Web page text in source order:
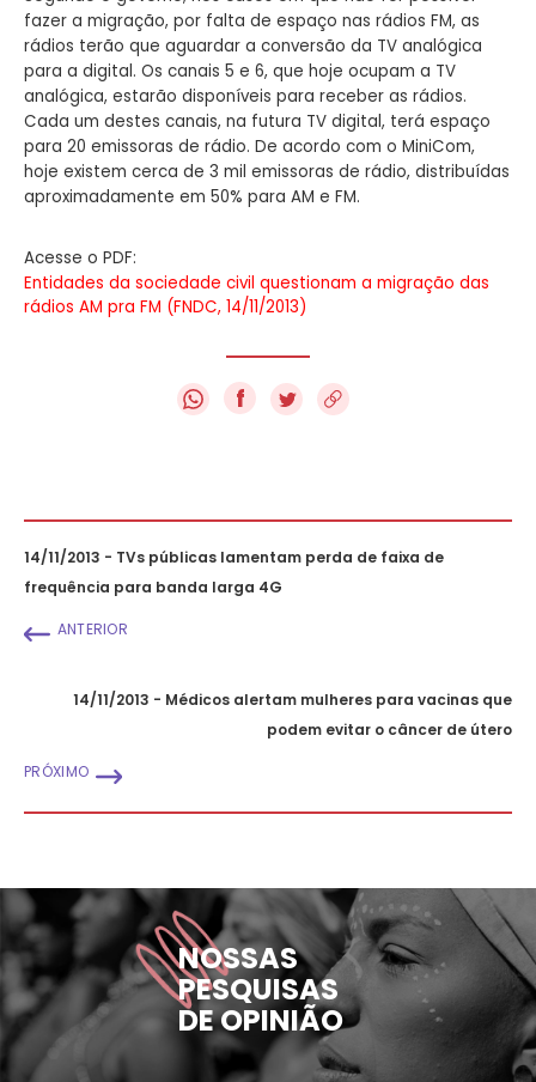
fazer a migração, por falta de espaço nas rádios FM, as
rádios terão que aguardar a conversão da TV analógica
para a digital. Os canais 5 e 6, que hoje ocupam a TV
analógica, estarão disponíveis para receber as rádios.
Cada um destes canais, na futura TV digital, terá espaço
para 20 emissoras de rádio. De acordo com o MiniCom,
hoje existem cerca de 3 mil emissoras de rádio, distribuídas
aproximadamente em 50% para AM e FM.
Acesse o PDF:
Entidades da sociedade civil questionam a migração das
rádios AM pra FM (FNDC, 14/11/2013)
f
14/11/2013 - TVs públicas lamentam perda de faixa de
frequência para banda larga 4G
ANTERIOR
14/11/2013 - Médicos alertam mulheres para vacinas que
podem evitar o câncer de útero
PRÓXIMO
NOSSAS
PESQUISAS
DE OPINIÃO